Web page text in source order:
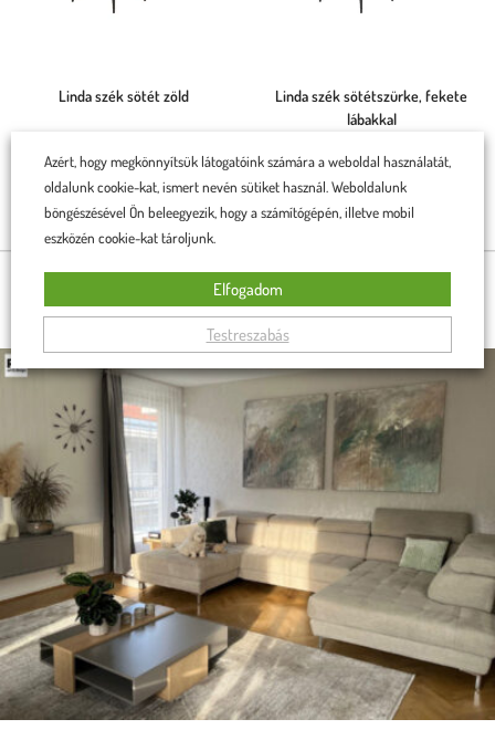
Linda szék sötét zöld
34 990 33 990Ft
Rögtön a kosárba teszem
Linda szék sötétszürke, fekete
lábakkal
34 990 Ft 33 990 Ft
Rögtön a kosárba teszem
BÚTORAINK OTTHONOKBAN
Azért, hogy megkönnyítsük látogatóink számára a weboldal használatát,
oldalunk cookie-kat, ismert nevén sütiket használ. Weboldalunk
böngészésével Ön beleegyezik, hogy a számítógépén, illetve mobil
eszközén cookie-kat tároljunk.
Testreszabás
Elfogadom